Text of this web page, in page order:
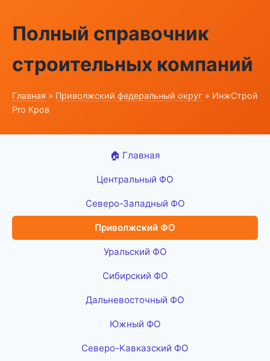
Полный справочник
строительных компаний
Главная » Приволжский федеральный округ » ИнжСтрой
Pro Кров
🏠 Главная
Центральный ФО
Северо-Западный ФО
Приволжский ФО
Уральский ФО
Сибирский ФО
Дальневосточный ФО
Южный ФО
Северо-Кавказский ФО